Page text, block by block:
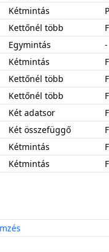
Kétmintás
Kettőnél több
Egymintás
-
Kétmintás
Kettőnél több
Kettőnél több
Két adatsor
Két összefüggő
Kétmintás
Kétmintás